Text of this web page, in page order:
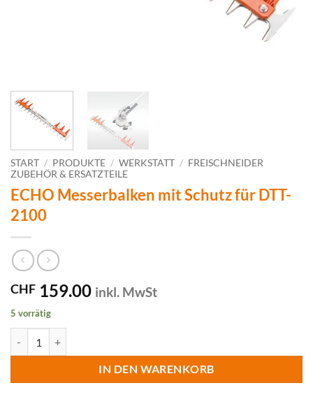
START / PRODUKTE / WERKSTATT / FREISCHNEIDER
ZUBEHÖR & ERSATZTEILE
ECHO Messerbalken mit Schutz für DTT-
2100
CHF 159.00 inkl. MwSt
5 vorrätig
IN DEN WARENKORB